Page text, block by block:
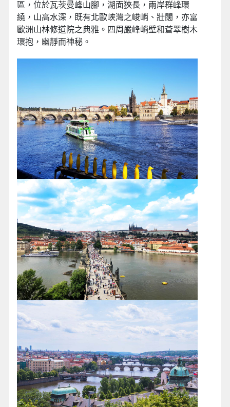
區，位於瓦茨曼峰山腳，湖面狹長，兩岸群峰環
繞，山高水深，既有北歐峽灣之峻峭、壯闊，亦富
歐洲山林修道院之典雅。四周嚴峰峭壁和蒼翠樹木
環抱，幽靜而神秘。